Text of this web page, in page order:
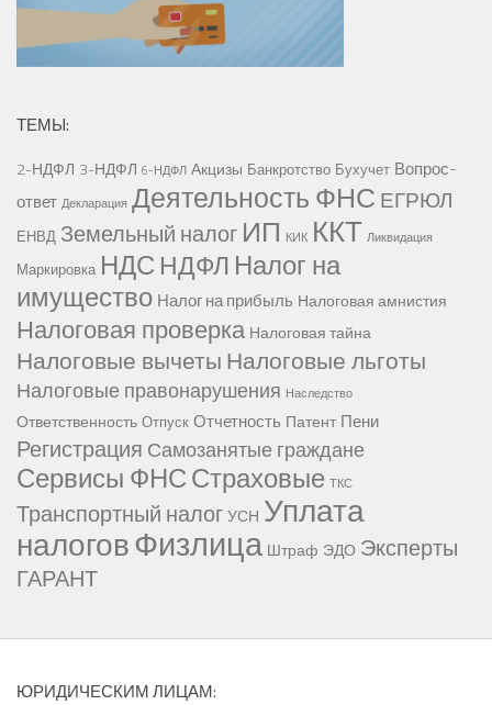
ТЕМЫ:
2-НДФЛ 3-НДФЛ 6-НДФЛ Акцизы Банкротство Бухучет Вопрос-
ответ Декларация Деятельность ФНС ЕГРЮЛ
ЕНВД Земельный налог ИП КИК ККТ Ликвидация
Маркировка НДС НДФЛ Налог на
имущество Налог на прибыль Налоговая амнистия
Налоговая проверка Налоговая тайна
Налоговые вычетыНалоговые льготы
Налоговые правонарушения Наследство
Ответственность Отпуск Отчетность Патент Пени
Регистрация Самозанятые граждане
Сервисы ФНССтраховые ТКС
Транспортный налогУСН Уплата
налоговФизлица Штраф ЭДО Эксперты
ГАРАНТ
ЮРИДИЧЕСКИМ ЛИЦАМ: